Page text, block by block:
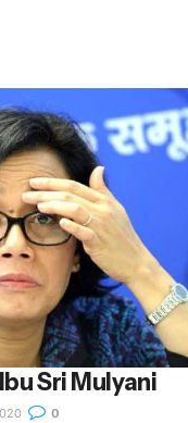
Sri Mulyani
0